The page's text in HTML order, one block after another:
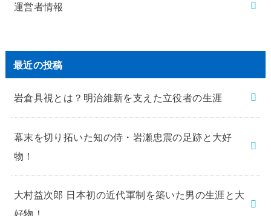
運営者情報
最近の投稿
岩倉具視とは？明治維新を支えた立役者の生涯
幕末を切り拓いた知の侍・岩瀬忠震の足跡と大好
物！
大村益次郎 日本初の近代軍制を築いた男の生涯と大